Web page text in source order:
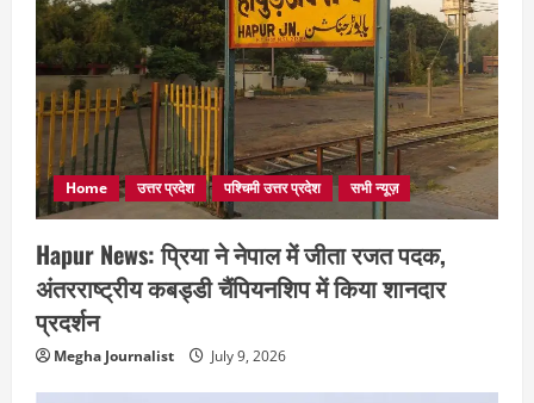
Home उत्तर प्रदेश पश्चिमी उत्तर प्रदेश सभी न्यूज़
Hapur News: प्रिया ने नेपाल में जीता रजत पदक,
अंतरराष्ट्रीय कबड्डी चैंपियनशिप में किया शानदार
प्रदर्शन
Megha Journalist July 9, 2026